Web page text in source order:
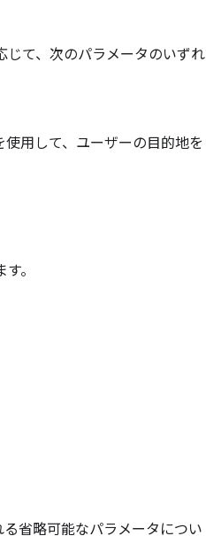
じて、次のパラメータのいずれ
用して、ユーザーの目的地を
。
省略可能なパラメータについ